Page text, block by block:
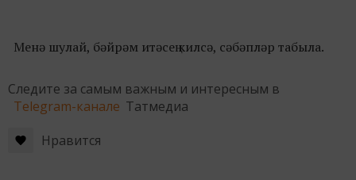
Менә шулай, бәйрәм итәсең килсә, сәбәпләр табыла.
Следите за самым важным и интересным в
Telegram-канале Татмедиа
Нравится